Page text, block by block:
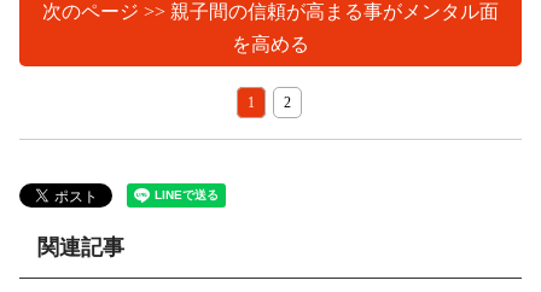
次のページ >> 親子間の信頼が高まる事がメンタル面
を高める
1 2
関連記事